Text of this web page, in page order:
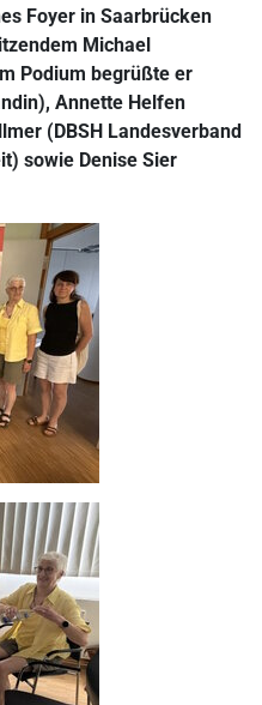
Foyer in Saarbrücken
Michael
Podium begrüßte er
Annette Helfen
(DBSH Landesverband
sowie Denise Sier